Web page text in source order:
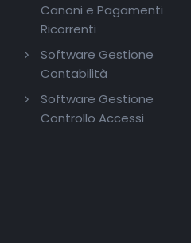
Canoni e Pagamenti
Ricorrenti
Software Gestione
Contabilità
Software Gestione
Controllo Accessi